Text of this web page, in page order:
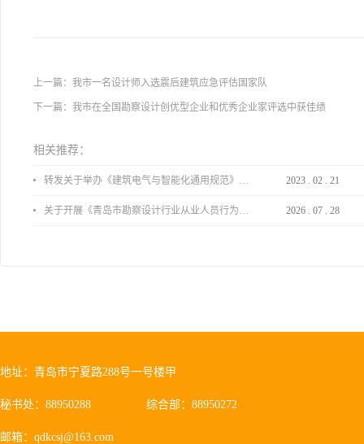
上一篇： 我市一名设计师入选震后建筑应急评估国家队
下一篇： 我市在全国勘察设计创优型企业和优秀企业家评选中获佳绩
相关推荐：
转发关于举办《建筑电气与智能化通用规范》 GB55024-2022公益宣贯的通知 2023 . 02 . 21
关于开展《青岛市勘察设计行业从业人员行为导则》、《青岛市住宅工程设计审查品质提升指引（2026版）》宣贯活动的通知 2026 . 07 . 28
地址：青岛市宁夏路288号一号楼甲
秘书处：88950288 综合部：88950272
邮箱：qdkcsj@163.com